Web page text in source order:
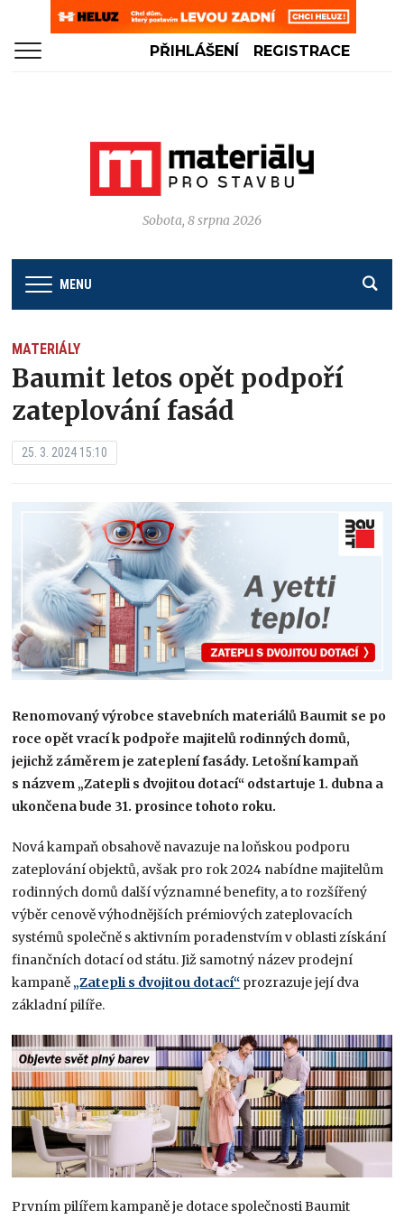
PŘIHLÁŠENÍ REGISTRACE
Sobota, 8 srpna 2026
MENU
MATERIÁLY
Baumit letos opět podpoří
zateplování fasád
25. 3. 2024 15:10
Renomovaný výrobce stavebních materiálů Baumit se po
roce opět vrací k podpoře majitelů rodinných domů,
jejichž záměrem je zateplení fasády. Letošní kampaň
s názvem „Zatepli s dvojitou dotací“ odstartuje 1. dubna a
ukončena bude 31. prosince tohoto roku.
Nová kampaň obsahově navazuje na loňskou podporu
zateplování objektů, avšak pro rok 2024 nabídne majitelům
rodinných domů další významné benefity, a to rozšířený
výběr cenově výhodnějších prémiových zateplovacích
systémů společně s aktivním poradenstvím v oblasti získání
finančních dotací od státu. Již samotný název prodejní
kampaně „Zatepli s dvojitou dotací“ prozrazuje její dva
základní pilíře.
Prvním pilířem kampaně je dotace společnosti Baumit